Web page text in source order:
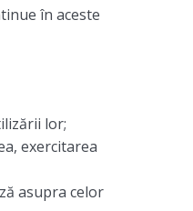
în aceste
lor;
exercitarea
asupra celor